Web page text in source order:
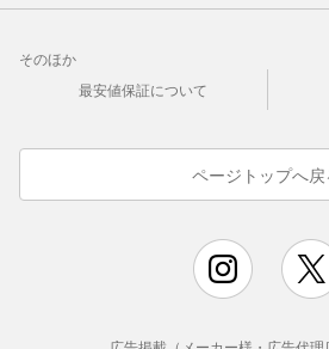
そのほか
最安値保証について
ページトップへ戻